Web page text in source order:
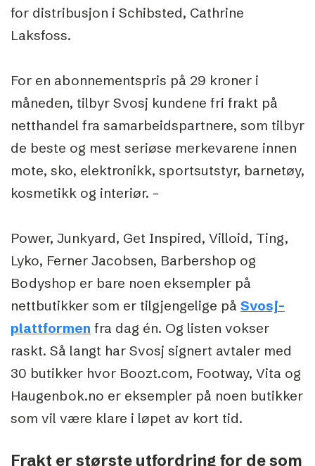
for distribusjon i Schibsted, Cathrine
Laksfoss.
For en abonnementspris på 29 kroner i
måneden, tilbyr Svosj kundene fri frakt på
netthandel fra samarbeidspartnere, som tilbyr
de beste og mest seriøse merkevarene innen
mote, sko, elektronikk, sportsutstyr, barnetøy,
kosmetikk og interiør. –
Power, Junkyard, Get Inspired, Villoid, Ting,
Lyko, Ferner Jacobsen, Barbershop og
Bodyshop er bare noen eksempler på
nettbutikker som er tilgjengelige på Svosj-
plattformen fra dag én. Og listen vokser
raskt. Så langt har Svosj signert avtaler med
30 butikker hvor Boozt.com, Footway, Vita og
Haugenbok.no er eksempler på noen butikker
som vil være klare i løpet av kort tid.
Frakt er største utfordring for de som